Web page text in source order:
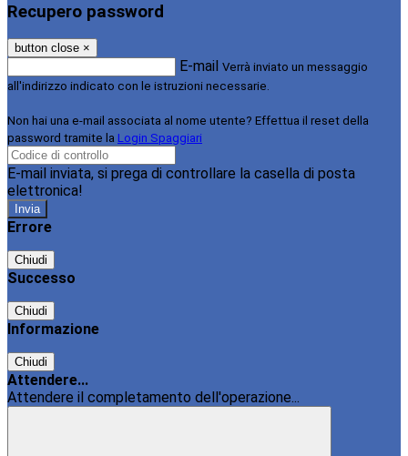
Recupero password
button close ×
E-mail Verrà inviato un messaggio
all'indirizzo indicato con le istruzioni necessarie.
Non hai una e-mail associata al nome utente? Effettua il reset della
password tramite la Login Spaggiari
E-mail inviata, si prega di controllare la casella di posta
elettronica!
Errore
Chiudi
Successo
Chiudi
Informazione
Chiudi
Attendere...
Attendere il completamento dell'operazione...